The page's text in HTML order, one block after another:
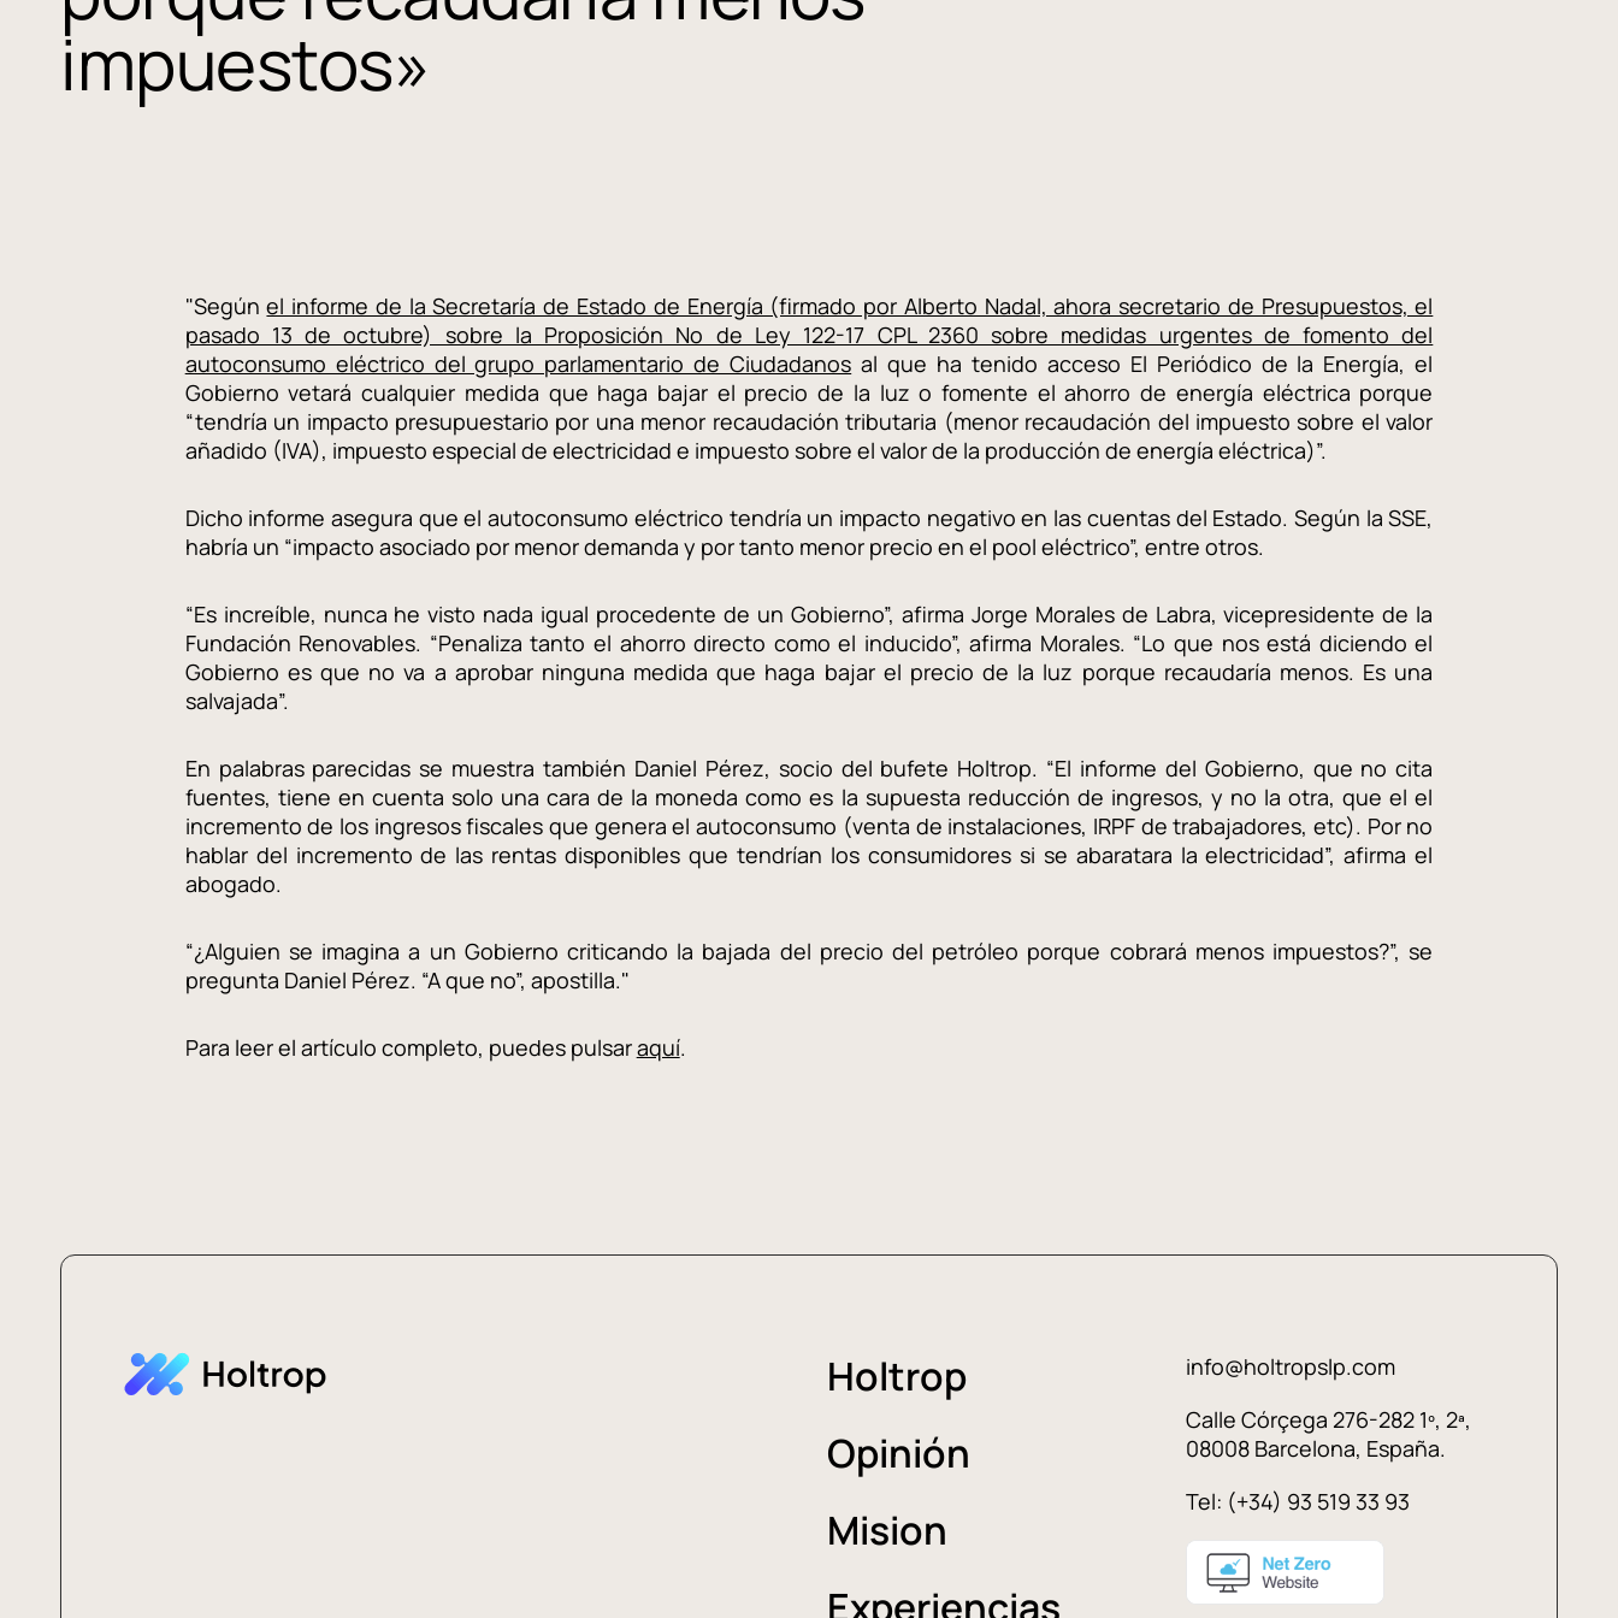
impuestos»
"Segúnel informe de la Secretaría de Estado de Energía (firmado por Alberto Nadal, ahora secretario de Presupuestos, el
pasado 13 de octubre) sobre la Proposición No de Ley 122-17 CPL 2360 sobre medidas urgentes de fomento del
autoconsumo eléctrico del grupo parlamentario de Ciudadanos al que ha tenido acceso El Periódico de la Energía, el
Gobierno vetará cualquier medida que haga bajar el precio de la luz o fomente el ahorro de energía eléctrica porque
“tendría un impacto presupuestario por una menor recaudación tributaria (menor recaudación del impuesto sobre el valor
añadido (IVA), impuesto especial de electricidad e impuesto sobre el valor de la producción de energía eléctrica)”.
Dicho informe asegura que el autoconsumo eléctrico tendría un impacto negativo en las cuentas del Estado. Según la SSE,
habría un “impacto asociado por menor demanda y por tanto menor precio en el pool eléctrico”, entre otros.
“Es increíble, nunca he visto nada igual procedente de un Gobierno”, afirma Jorge Morales de Labra, vicepresidente de la
Fundación Renovables. “Penaliza tanto el ahorro directo como el inducido”, afirma Morales. “Lo que nos está diciendo el
Gobierno es que no va a aprobar ninguna medida que haga bajar el precio de la luz porque recaudaría menos. Es una
salvajada”.
En palabras parecidas se muestra también Daniel Pérez, socio del bufete Holtrop. “El informe del Gobierno, que no cita
fuentes, tiene en cuenta solo una cara de la moneda como es la supuesta reducción de ingresos, y no la otra, que el el
incremento de los ingresos fiscales que genera el autoconsumo (venta de instalaciones, IRPF de trabajadores, etc). Por no
hablar del incremento de las rentas disponibles que tendrían los consumidores si se abaratara la electricidad”, afirma el
abogado.
“¿Alguien se imagina a un Gobierno criticando la bajada del precio del petróleo porque cobrará menos impuestos?”, se
pregunta Daniel Pérez. “A que no”, apostilla."
Para leer el artículo completo, puedes pulsaraquí.
Holtrop
Opinión
Mision
info@holtropslp.com
Calle Córçega 276-282 1º, 2ª,
08008 Barcelona, España.
Tel: (+34) 93 519 33 93